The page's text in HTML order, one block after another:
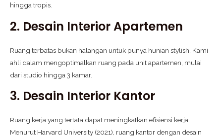
hingga tropis.
2. Desain Interior Apartemen
Ruang terbatas bukan halangan untuk punya hunian stylish. Kami
ahli dalam mengoptimalkan ruang pada unit apartemen, mulai
dari studio hingga 3 kamar.
3. Desain Interior Kantor
Ruang kerja yang tertata dapat meningkatkan efisiensi kerja.
Menurut Harvard University (2021), ruang kantor dengan desain